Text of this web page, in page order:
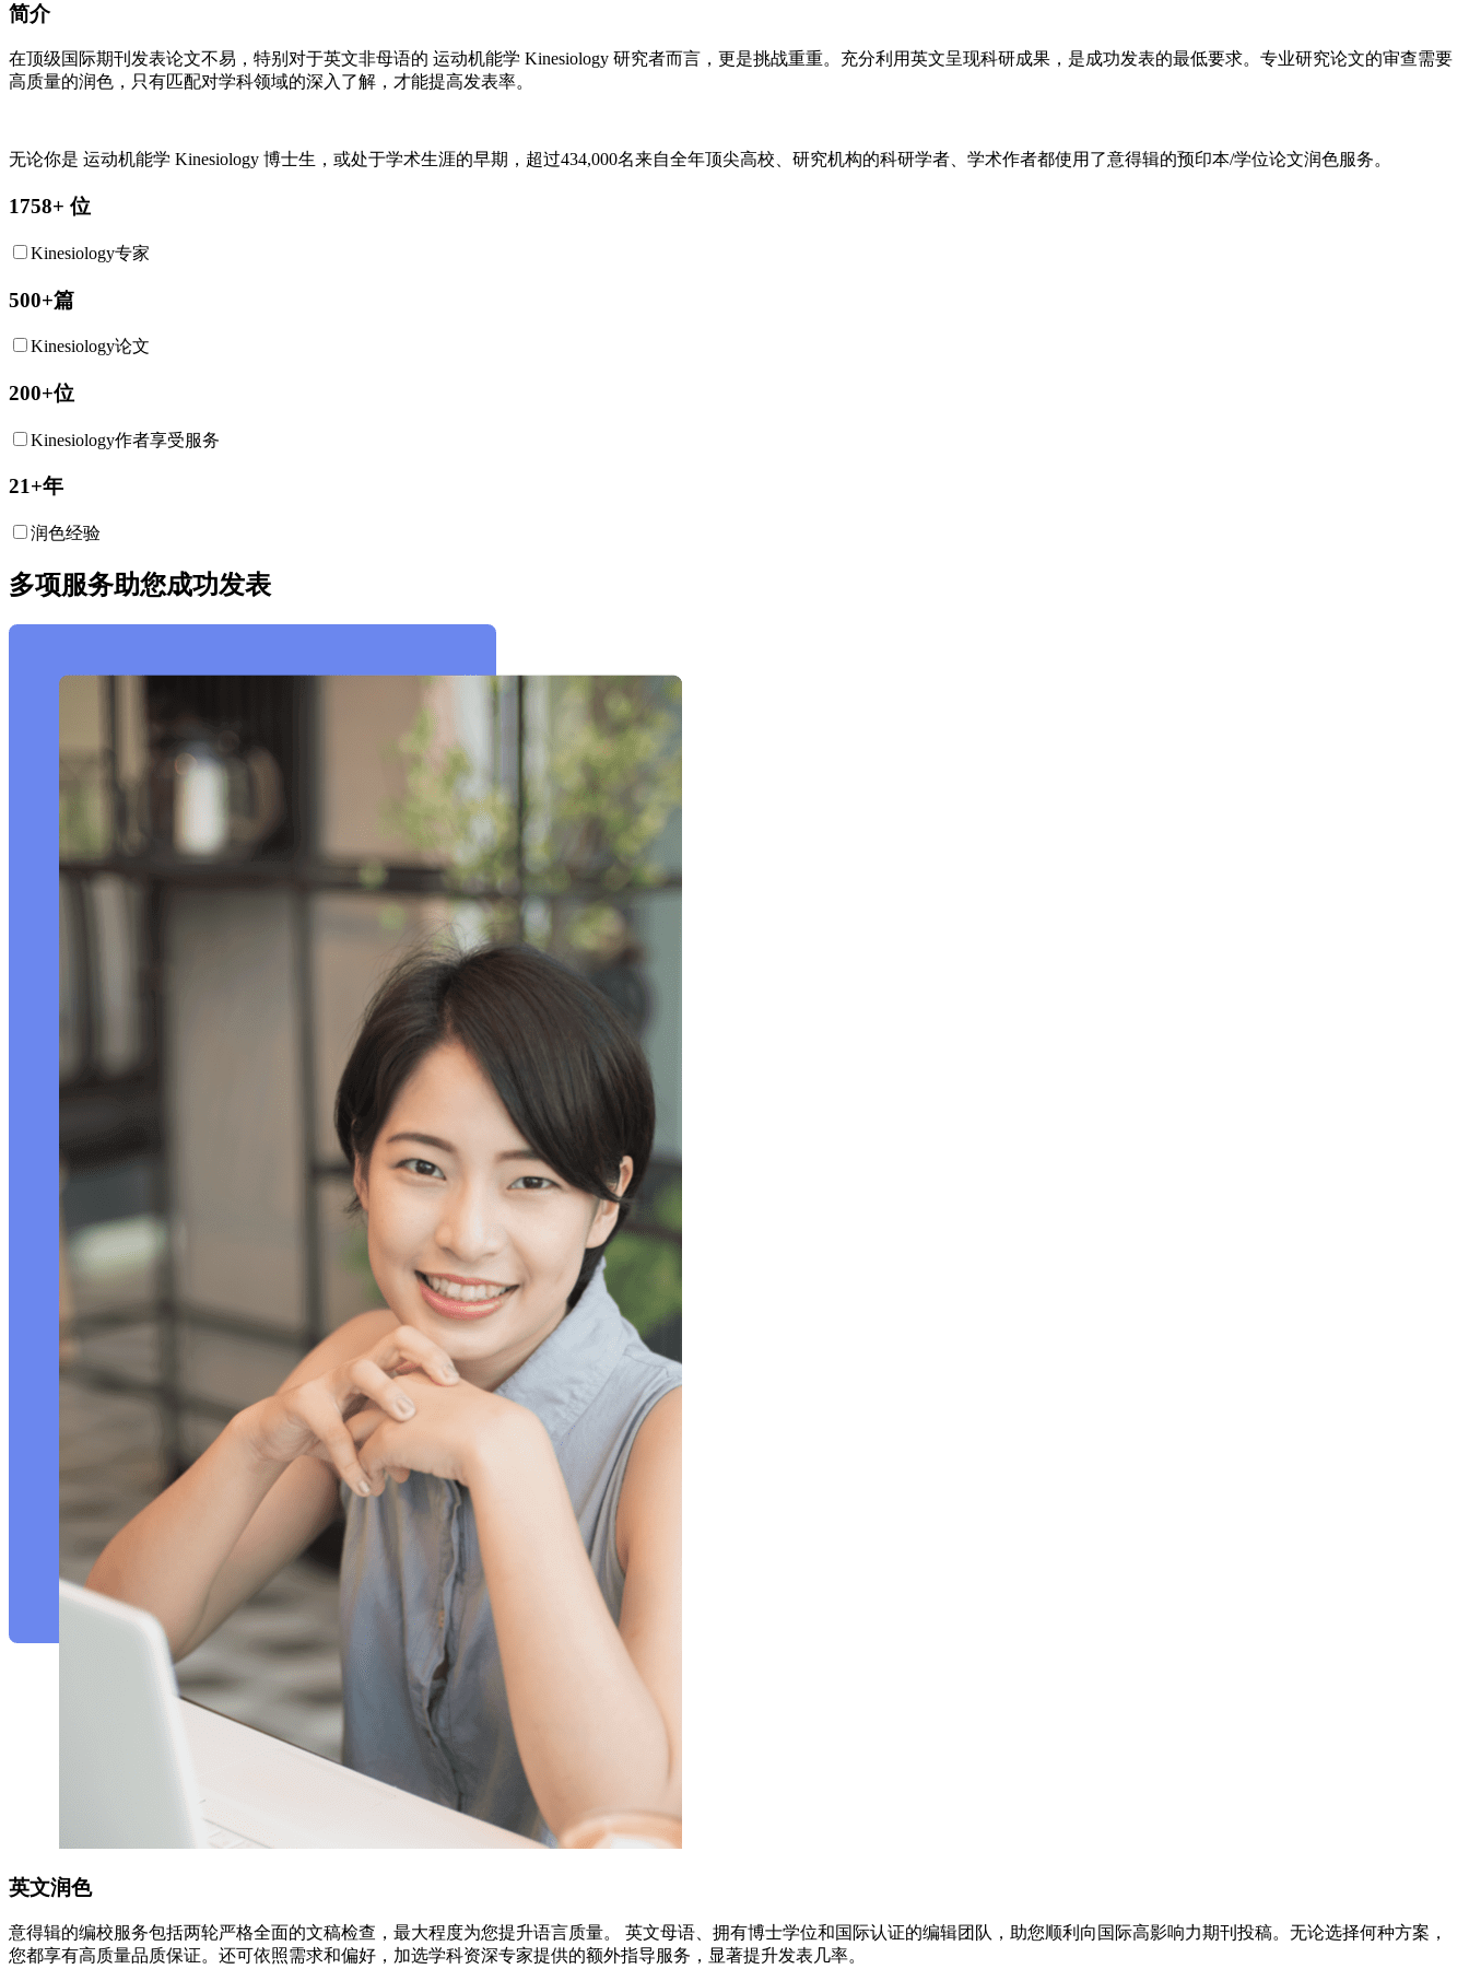
简介
在顶级国际期刊发表论文不易，特别对于英文非母语的 运动机能学 Kinesiology 研究者而言，更是挑战重重。充分利用英文呈现科研成果，是成功发表的最低要求。专业研究论文的审查需要
高质量的润色，只有匹配对学科领域的深入了解，才能提高发表率。
无论你是 运动机能学 Kinesiology 博士生，或处于学术生涯的早期，超过434,000名来自全年顶尖高校、研究机构的科研学者、学术作者都使用了意得辑的预印本/学位论文润色服务。
1758+ 位
Kinesiology专家
500+篇
Kinesiology论文
200+位
Kinesiology作者享受服务
21+年
润色经验
多项服务助您成功发表
英文润色
意得辑的编校服务包括两轮严格全面的文稿检查，最大程度为您提升语言质量。 英文母语、拥有博士学位和国际认证的编辑团队，助您顺利向国际高影响力期刊投稿。无论选择何种方案，
您都享有高质量品质保证。还可依照需求和偏好，加选学科资深专家提供的额外指导服务，显著提升发表几率。